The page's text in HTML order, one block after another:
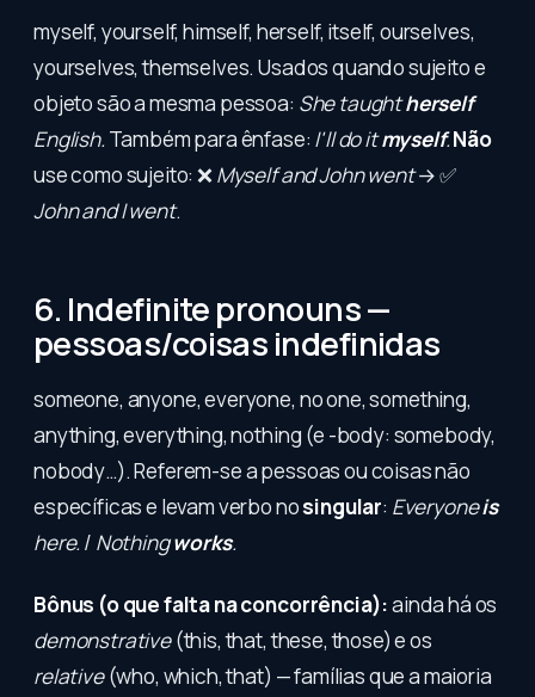
myself, yourself, himself, herself, itself, ourselves,
yourselves, themselves. Usados quando sujeito e
objeto são a mesma pessoa: She taughtherself
English. Também para ênfase: I'll do itmyself.Não
use como sujeito: ❌Myself and John went→ ✅
John and I went.
6. Indefinite pronouns —
pessoas/coisas indefinidas
someone, anyone, everyone, no one, something,
anything, everything, nothing (e -body: somebody,
nobody…). Referem-se a pessoas ou coisas não
específicas e levam verbo nosingular: Everyoneis
here. / Nothingworks.
Bônus (o que falta na concorrência):ainda há os
demonstrative(this, that, these, those) e os
relative(who, which, that) — famílias que a maioria